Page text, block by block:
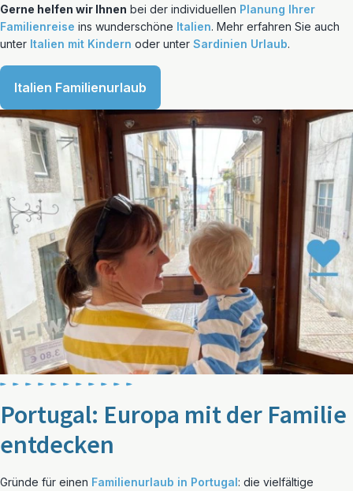
Gerne helfen wir Ihnen bei der individuellen Planung Ihrer
Familienreise ins wunderschöne Italien. Mehr erfahren Sie auch
unter Italien mit Kindern oder unter Sardinien Urlaub.
Italien Familienurlaub
Portugal: Europa mit der Familie
entdecken
Gründe für einen Familienurlaub in Portugal: die vielfältige